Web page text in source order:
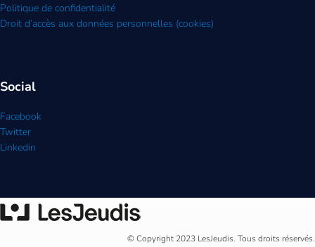
Politique de confidentialité
Droit d’accès aux données personnelles (cookies)
Social
Facebook
Twitter
Linkedin
© Copyright 2023 LesJeudis. Tous droits réservés.